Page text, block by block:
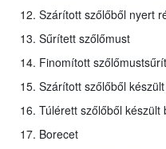
12. Szárított szőlőből nyert
13. Sűrített szőlőmust
14. Finomított
15. Szárított szőlőből
16. Túlérett szőlőből készült
17. Borecet